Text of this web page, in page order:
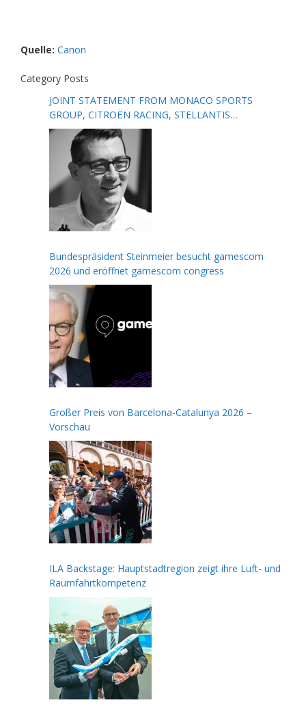
Quelle: Canon
Category Posts
JOINT STATEMENT FROM MONACO SPORTS
GROUP, CITROËN RACING, STELLANTIS
MOTORSPORT, FORMULA E AND THE FIA
Bundespräsident Steinmeier besucht gamescom
2026 und eröffnet gamescom congress
Großer Preis von Barcelona-Catalunya 2026 –
Vorschau
ILA Backstage: Hauptstadtregion zeigt ihre Luft- und
Raumfahrtkompetenz